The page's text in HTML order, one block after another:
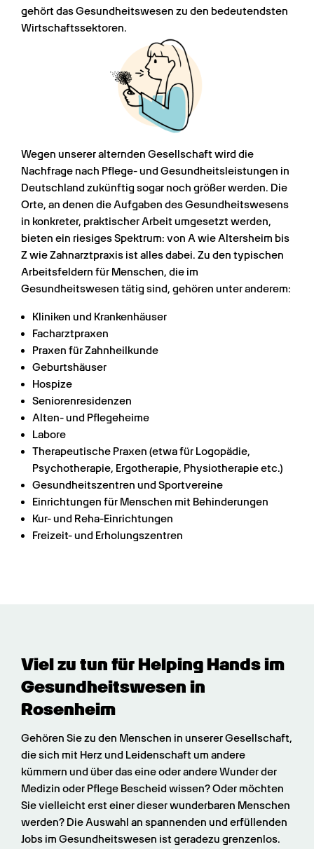
gehört das Gesundheitswesen zu den bedeutendsten
Wirtschaftssektoren.
Wegen unserer alternden Gesellschaft wird die
Nachfrage nach Pflege- und Gesundheitsleistungen in
Deutschland zukünftig sogar noch größer werden. Die
Orte, an denen die Aufgaben des Gesundheitswesens
in konkreter, praktischer Arbeit umgesetzt werden,
bieten ein riesiges Spektrum: von A wie Altersheim bis
Z wie Zahnarztpraxis ist alles dabei. Zu den typischen
Arbeitsfeldern für Menschen, die im
Gesundheitswesen tätig sind, gehören unter anderem:
Kliniken und Krankenhäuser
Facharztpraxen
Praxen für Zahnheilkunde
Geburtshäuser
Hospize
Seniorenresidenzen
Alten- und Pflegeheime
Labore
Therapeutische Praxen (etwa für Logopädie,
Psychotherapie, Ergotherapie, Physiotherapie etc.)
Gesundheitszentren und Sportvereine
Einrichtungen für Menschen mit Behinderungen
Kur- und Reha-Einrichtungen
Freizeit- und Erholungszentren
Viel zu tun für Helping Hands im
Gesundheits­wesen in
Rosenheim
Gehören Sie zu den Menschen in unserer Gesellschaft,
die sich mit Herz und Leidenschaft um andere
kümmern und über das eine oder andere Wunder der
Medizin oder Pflege Bescheid wissen? Oder möchten
Sie vielleicht erst einer dieser wunderbaren Menschen
werden? Die Auswahl an spannenden und erfüllenden
Jobs im Gesundheitswesen ist geradezu grenzenlos.